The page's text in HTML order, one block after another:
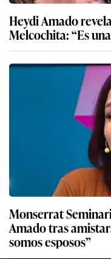
Heydi Amado
Melcochita: “Es
Monserrat
Amado tras
somos esposos”